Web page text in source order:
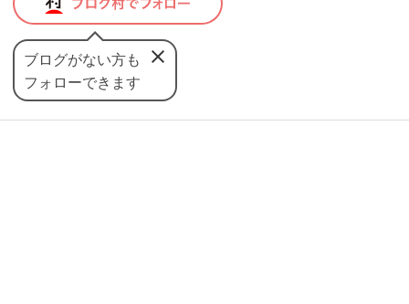
ブログがない方も
フォローできます